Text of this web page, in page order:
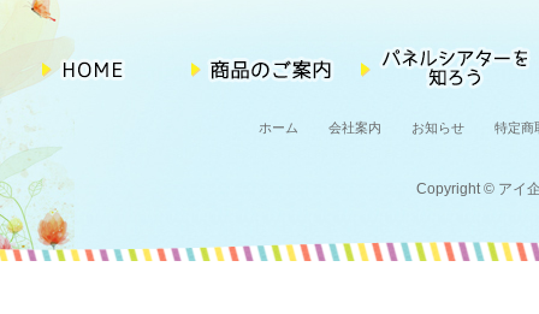
ホーム 会社案内 お知らせ 特定商
Copyright © アイ